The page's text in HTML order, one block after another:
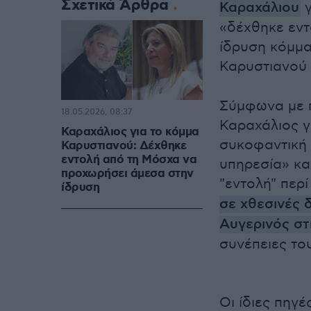
Καραχάλιου
«δέχθηκε
ίδρυση
Καρυστιανού
Σύμφωνα με
Καραχάλιος
συκοφαντική
υπηρεσία»
"εντολή"
σε χθεσινές
Αυγερινός
συνέπειες
Οι ίδιες
Σχετικά Άρθρα
Καραχάλιος για το κόμμα
Καρυστιανού: Δέχθηκε
εντολή από τη Μόσχα να
προχωρήσει άμεσα στην
ίδρυση
18.05.2026, 08:37